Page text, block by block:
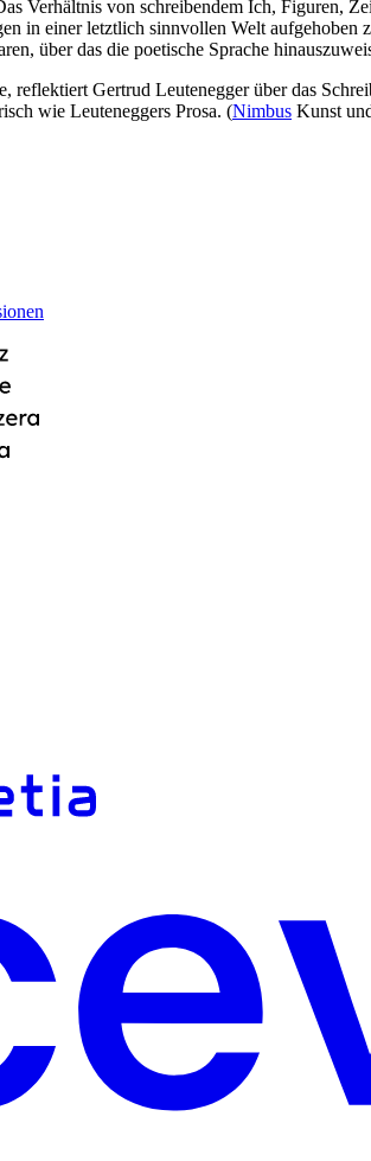
Verhältnis von schreibendem Ich, Figuren,
in einer letztlich sinnvollen Welt
über das die poetische Sprache
reflektiert Gertrud Leutenegger über das
wie Leuteneggers Prosa. (Nimbus Kunst